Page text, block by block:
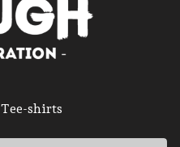
Tee-shirts